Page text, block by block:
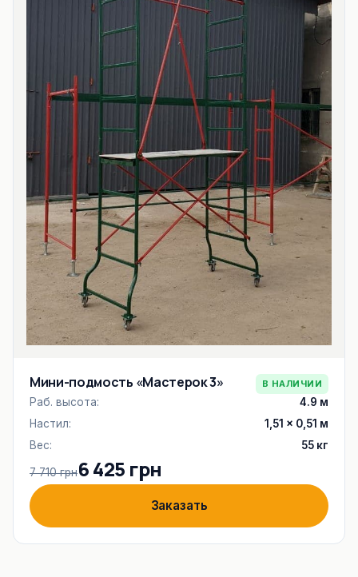
Мини-подмость «Мастерок 3» В НАЛИЧИИ
Раб. высота:
4.9 м
Настил:
1,51 × 0,51 м
Вес:
55 кг
7 710 грн6 425 грн
Заказать